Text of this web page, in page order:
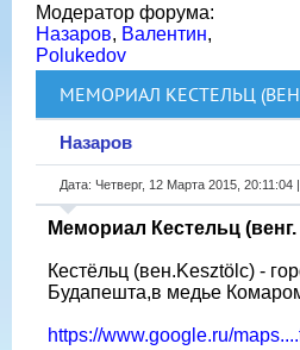
Модератор форума:
Назаров, Валентин,
Polukedov
МЕМОРИАЛ КЕСТЕЛЬЦ (ВЕНГ.
Назаров
Дата: Четверг, 12 Марта 2015,
Мемориал Кестельц
Кестёльц (вен.Kesztölc) -
Будапешта,в медье
https://www.google.ru/